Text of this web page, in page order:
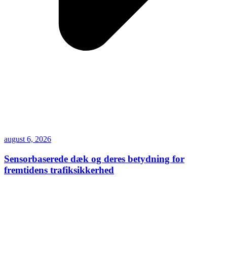
august 6, 2026
Sensorbaserede dæk og deres betydning for
fremtidens trafiksikkerhed